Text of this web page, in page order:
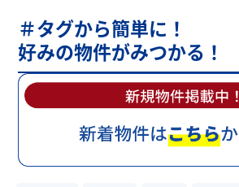
＃タグから簡単に！
好みの物件がみつかる！